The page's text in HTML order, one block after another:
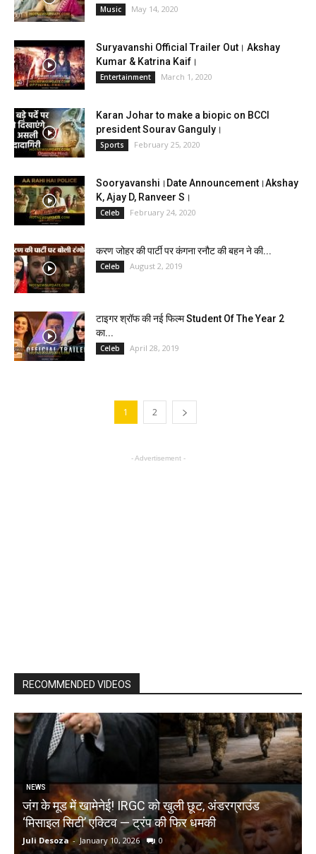
Music May 14, 2020
Suryavanshi Official Trailer Out। Akshay
Kumar & Katrina Kaif।
Entertainment March 1, 2020
Karan Johar to make a biopic on BCCI
president Sourav Ganguly।
Sports February 25, 2020
Sooryavanshi।Date Announcement।Akshay
K, Ajay D, Ranveer S।
Celeb February 24, 2020
करण जोहर की पार्टी पर कंगना रनौट की बहन ने की...
Celeb August 2, 2019
टाइगर श्रॉफ की नई फिल्म Student Of The Year 2
का...
Celeb April 28, 2019
1 2
- Advertisement -
RECOMMENDED VIDEOS
NEWS
जंग के मूड में खामेनेई! IRGC को खुली छूट, अंडरग्राउंड
‘मिसाइल सिटी’ एक्टिव — ट्रंप की फिर धमकी
Juli Desoza - January 10, 2026 0